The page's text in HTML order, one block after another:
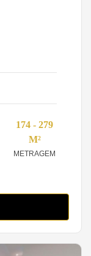
174 - 279
M²
METRAGEM